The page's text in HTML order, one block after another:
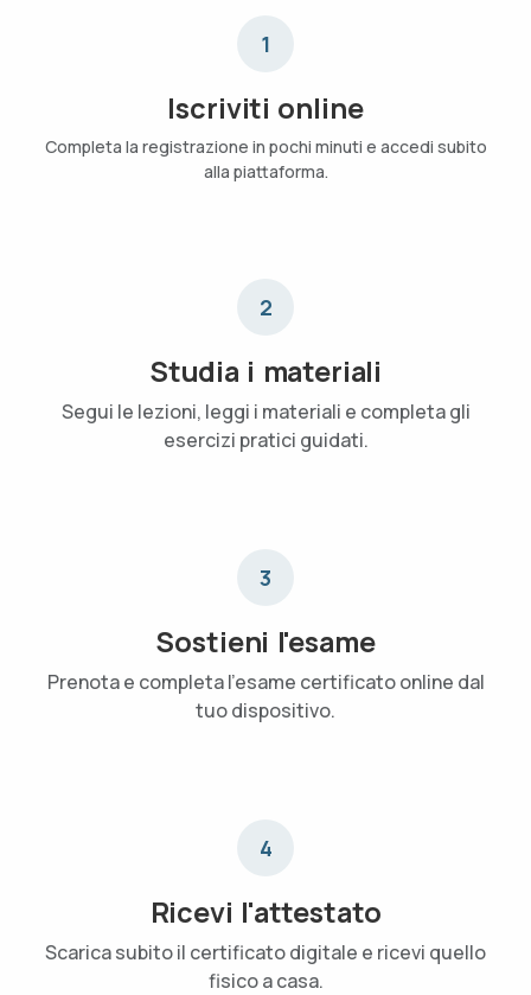
1
Iscriviti online
Completa la registrazione in pochi minuti e accedi subito
alla piattaforma.
2
Studia i materiali
Segui le lezioni, leggi i materiali e completa gli
esercizi pratici guidati.
3
Sostieni l'esame
Prenota e completa l'esame certificato online dal
tuo dispositivo.
4
Ricevi l'attestato
Scarica subito il certificato digitale e ricevi quello
fisico a casa.